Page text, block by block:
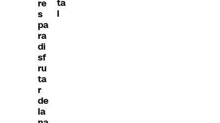
re
s
pa
ra
di
sf
ru
ta
r
de
la
ta
l